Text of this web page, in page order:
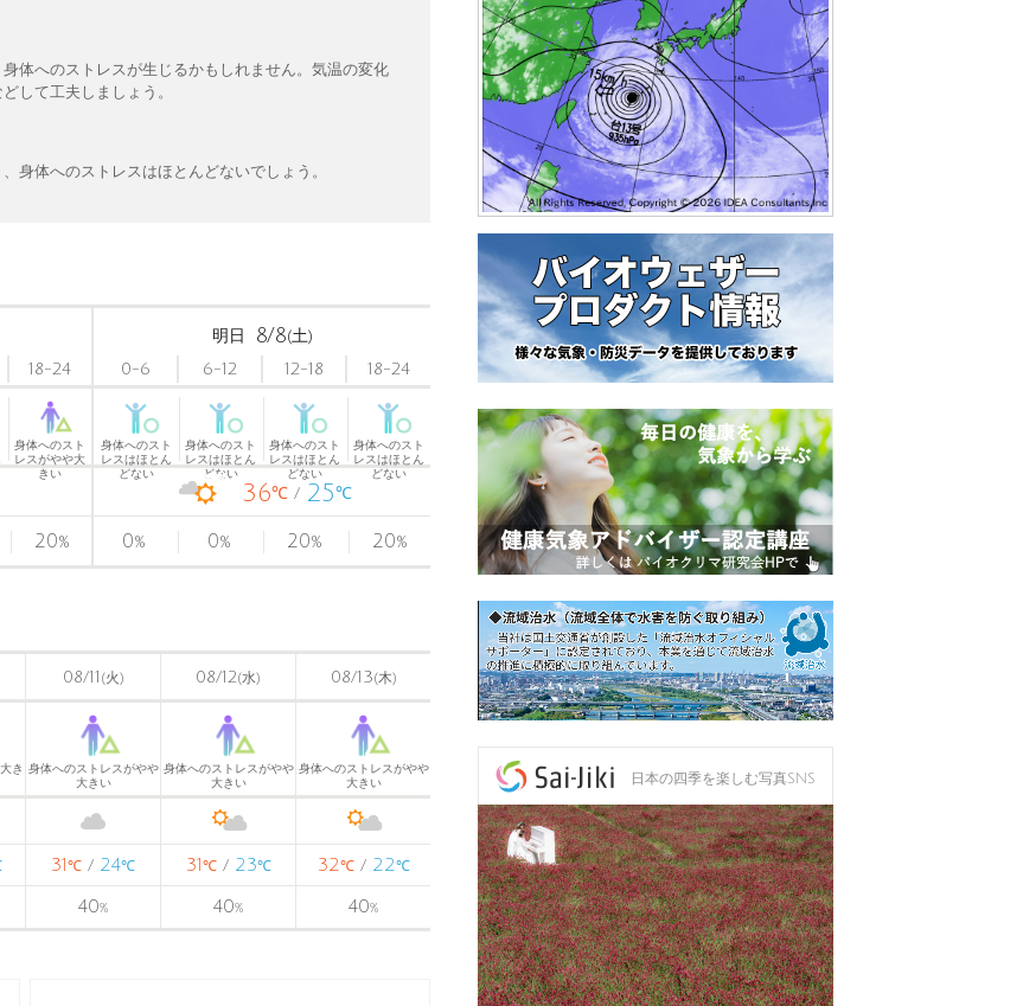
体へのストレスが生じるかもしれません。気温の変化
して工夫しましょう。
身体へのストレスはほとんどないでしょう。
18-24
明日 8/8(土)
0-6
6-12 12-18 18-24
身体へのスト
レスがやや大
きい
身体へのスト
レスはほとん
どない
身体へのスト
レスはほとん
どない
身体へのスト
レスはほとん
どない
身体へのスト
レスはほとん
どない
36℃ 25℃
20% 0% 0% 20% 20%
08/11 (火) 08/12(水) 08/13(木)
き 身体へのストレスがやや
大きい
身体へのストレスがやや
大きい
身体へのストレスがやや
大きい
31 ℃ / 24℃ 31 ℃/ 23℃ 32℃/ 22℃
40% 40% 40%
日本の四季を楽しむ写真SNS